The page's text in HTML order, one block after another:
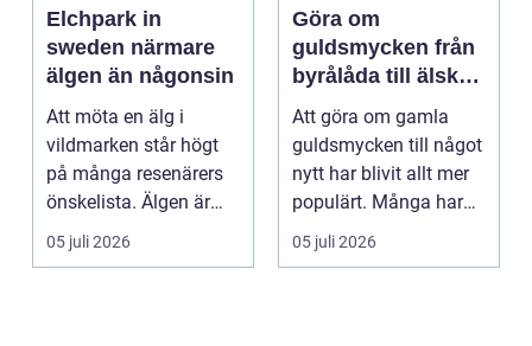
Elchpark in
sweden närmare
älgen än någonsin
Att möta en älg i
vildmarken står högt
på många resenärers
önskelista. Älgen är
Skandinaviens ikonis...
05 juli 2026
Göra om
guldsmycken från
byrålåda till älskad
favorit
Att göra om gamla
guldsmycken till något
nytt har blivit allt mer
populärt. Många har
ärvda ringar, ...
05 juli 2026